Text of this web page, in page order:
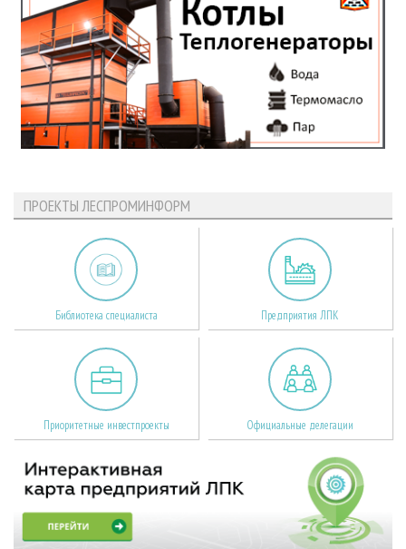
ПРОЕКТЫ ЛЕСПРОМИНФОРМ
Библиотека специалиста Предприятия ЛПК
Приоритетные инвестпроекты Официальные делегации